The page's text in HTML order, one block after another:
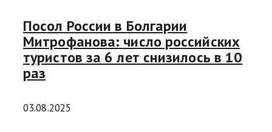
Посол России в Болгарии
Митрофанова: число российских
туристов за 6 лет снизилось в 10
раз
03.08.2025